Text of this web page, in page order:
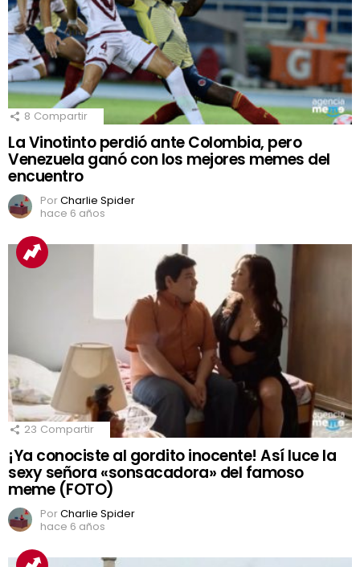
8 Compartir
La Vinotinto perdió ante Colombia, pero
Venezuela ganó con los mejores memes del
encuentro
PorCharlie Spider
hace 6 años
23 Compartir
¡Ya conociste al gordito inocente! Así luce la
sexy señora «sonsacadora» del famoso
meme (FOTO)
PorCharlie Spider
hace 6 años